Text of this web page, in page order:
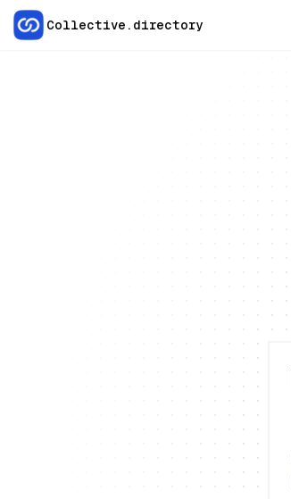
Collective.directory